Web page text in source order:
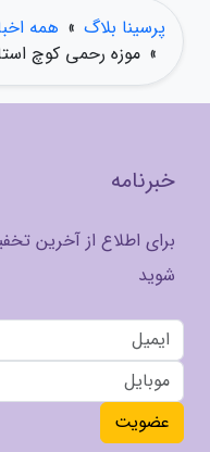
پرسینا بلاگ » همه
» موزه رحمی کوچ
خبرنامه
برای اطلاع از آخرین
شوید
عضویت